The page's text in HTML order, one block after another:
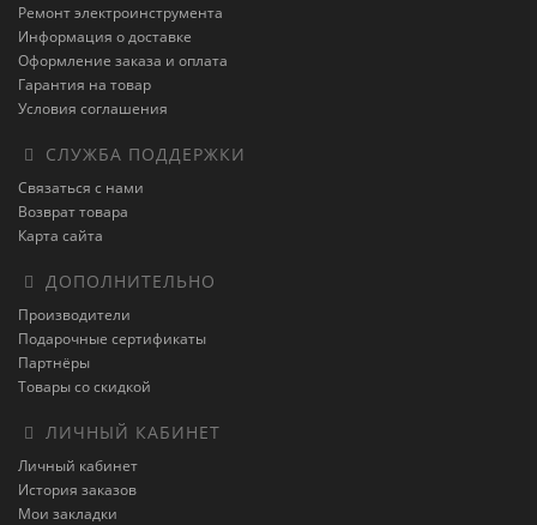
Ремонт электроинструмента
Информация о доставке
Оформление заказа и оплата
Гарантия на товар
Условия соглашения
СЛУЖБА ПОДДЕРЖКИ
Связаться с нами
Возврат товара
Карта сайта
ДОПОЛНИТЕЛЬНО
Производители
Подарочные сертификаты
Партнёры
Товары со скидкой
ЛИЧНЫЙ КАБИНЕТ
Личный кабинет
История заказов
Мои закладки